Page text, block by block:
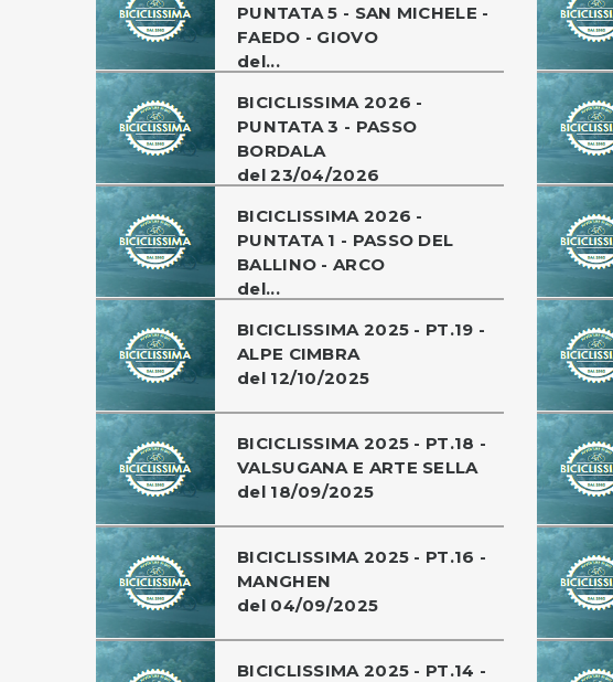
PUNTATA 5 - SAN MICHELE -
FAEDO - GIOVO
del...
BICICLISSIMA 2026 -
PUNTATA 3 - PASSO
BORDALA
del 23/04/2026
BICICLISSIMA 2026 -
PUNTATA 1 - PASSO DEL
BALLINO - ARCO
del...
BICICLISSIMA 2025 - PT.19 -
ALPE CIMBRA
del 12/10/2025
BICICLISSIMA 2025 - PT.18 -
VALSUGANA E ARTE SELLA
del 18/09/2025
BICICLISSIMA 2025 - PT.16 -
MANGHEN
del 04/09/2025
BICICLISSIMA 2025 - PT.14 -